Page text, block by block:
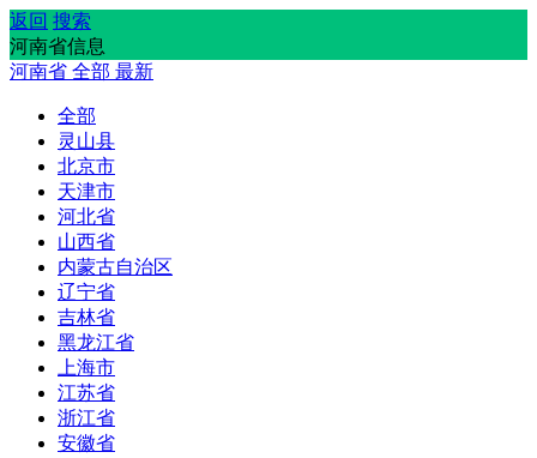
返回 搜索
河南省信息
河南省 全部 最新
全部
灵山县
北京市
天津市
河北省
山西省
内蒙古自治区
辽宁省
吉林省
黑龙江省
上海市
江苏省
浙江省
安徽省